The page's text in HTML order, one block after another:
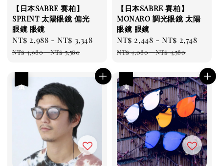
【日本SABRE 賽柏】
SPRINT 太陽眼鏡 偏光
眼鏡 眼鏡
Sale
price
NT$ 2,988 -NT$ 3,348
Regular
price
NT$ 4,980-NT$ 5,580
【日本SABRE 賽柏】
MONARO 調光眼鏡 太陽
眼鏡 眼鏡
Sale
price
NT$ 2,448 -NT$ 2,748
NT$ 4,080-NT$ 4,580